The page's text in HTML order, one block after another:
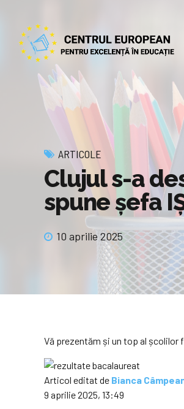
ARTICOLE
Clujul s-a
spune șefa
10 aprilie 2025
Vă prezentăm și un top al
Articol editat de Bianca
9 aprilie 2025, 13:49